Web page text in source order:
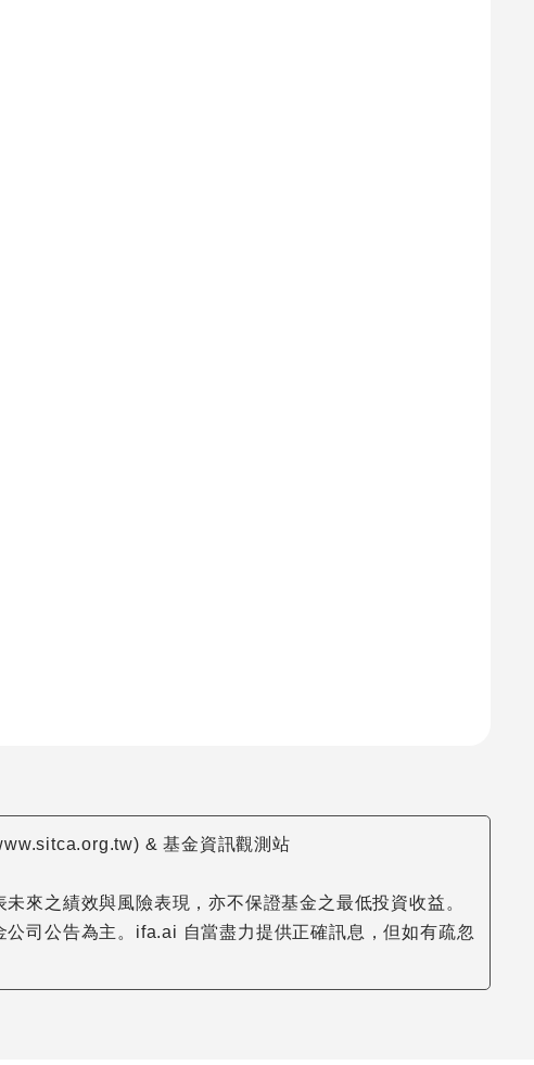
& 基金資訊觀測站
來之績效與風險表現，亦不保證基金之最低投資收益。
司公告為主。ifa.ai 自當盡力提供正確訊息，但如有疏忽